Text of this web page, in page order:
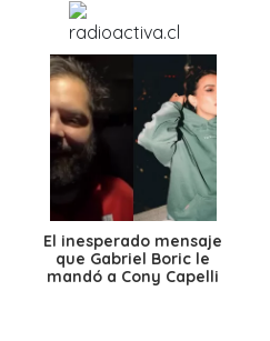
El inesperado mensaje
que Gabriel Boric le
mandó a Cony Capelli